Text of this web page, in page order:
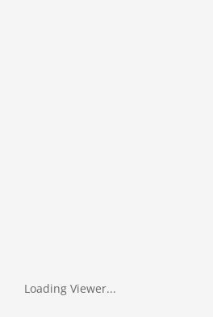
Loading Viewer...